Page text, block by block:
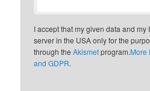
I accept that my given data and my
server in the USA only for the
through theAkismetprogram.More
and GDPR.